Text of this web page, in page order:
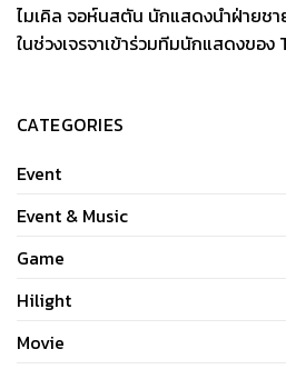
ไมเคิล จอห์นสตัน นักแสดงนำฝ่ายชา
ในช่วงเจรจาเข้าร่วมทีมนักแสดงของ
CATEGORIES
Event
Event & Music
Game
Hilight
Movie